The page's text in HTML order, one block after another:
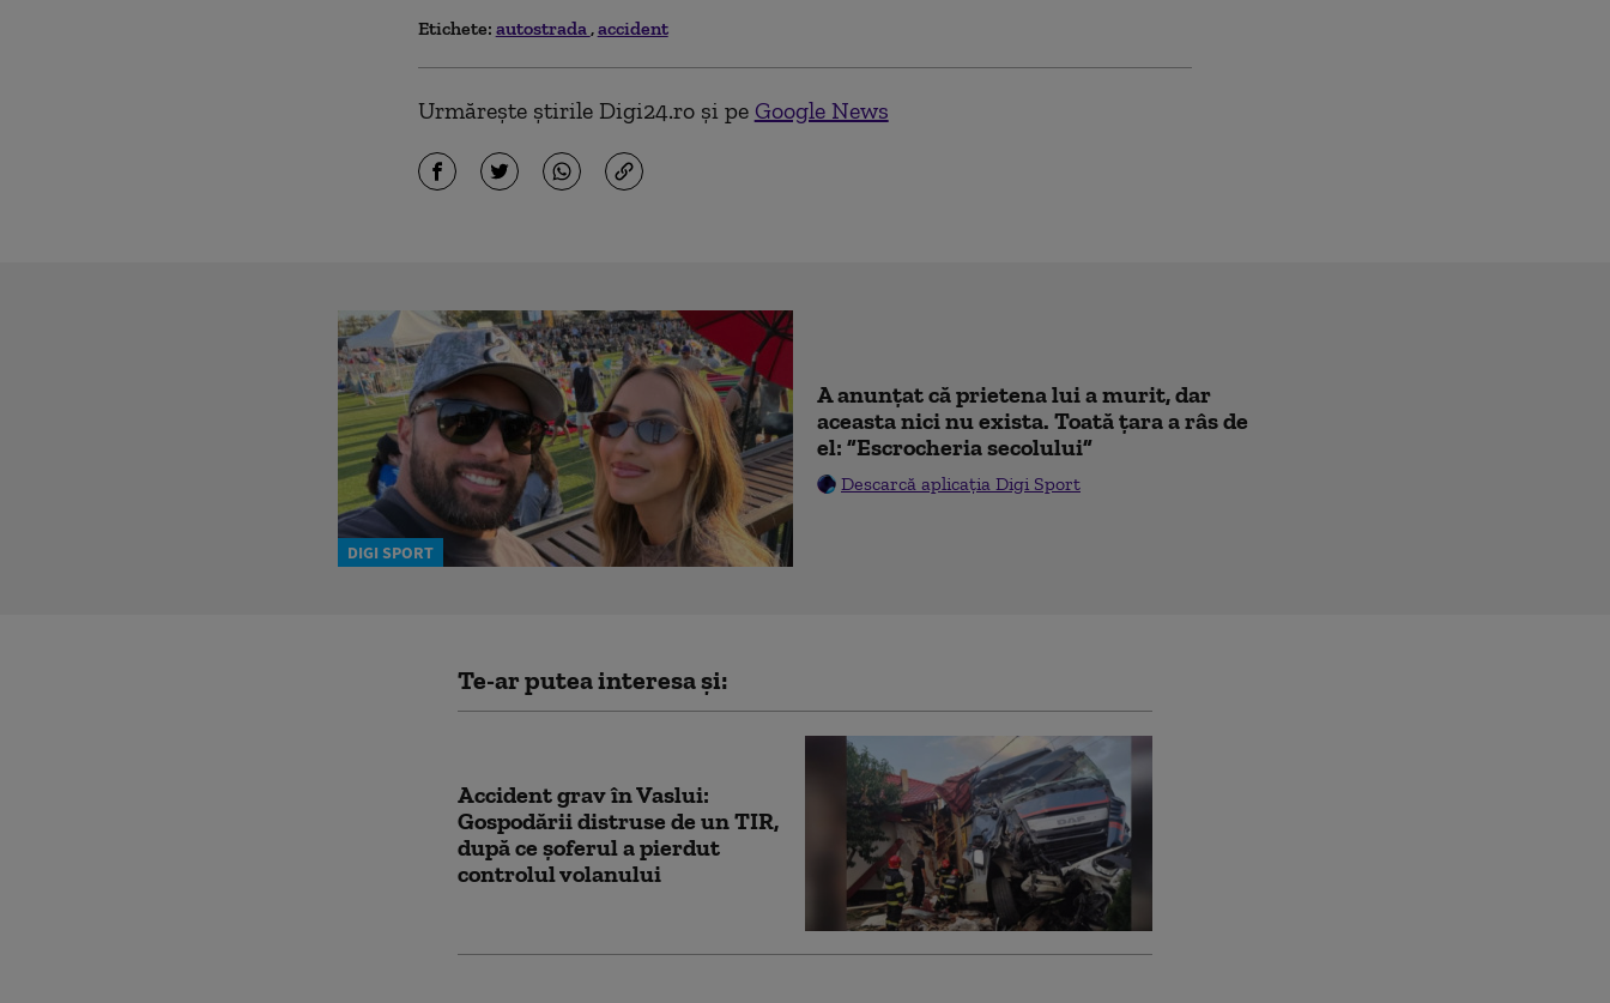
Etichete: autostrada accident
Urmărește știrile Digi24.ro și pe Google News
DIGI SPORT
A anunțat că prietena lui a murit, dar
aceasta nici nu exista. Toată țara a râs de
el: ”Escrocheria secolului”
Descarcă aplicația Digi Sport
Te-ar putea interesa și:
Accident grav în Vaslui:
Gospodării distruse de un TIR,
după ce șoferul a pierdut
controlul volanului